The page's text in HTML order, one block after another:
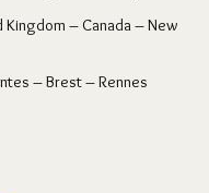
– Canada – New
– Brest – Rennes